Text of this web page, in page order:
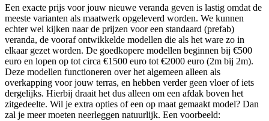
Een exacte prijs voor jouw nieuwe veranda geven is lastig omdat de
meeste varianten als maatwerk opgeleverd worden. We kunnen
echter wel kijken naar de prijzen voor een standaard (prefab)
veranda, de vooraf ontwikkelde modellen die als het ware zo in
elkaar gezet worden. De goedkopere modellen beginnen bij €500
euro en lopen op tot circa €1500 euro tot €2000 euro (2m bij 2m).
Deze modellen functioneren over het algemeen alleen als
overkapping voor jouw terras, en hebben verder geen vloer of iets
dergelijks. Hierbij draait het dus alleen om een afdak boven het
zitgedeelte. Wil je extra opties of een op maat gemaakt model? Dan
zal je meer moeten neerleggen natuurlijk. Een voorbeeld: